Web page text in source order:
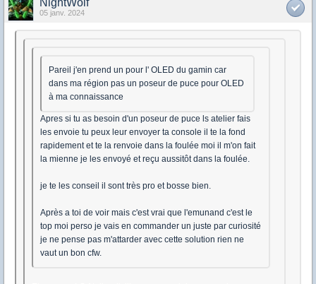
NightWolf
05 janv. 2024
Pareil j'en prend un pour l' OLED du gamin car
dans ma région pas un poseur de puce pour OLED
à ma connaissance
Apres si tu as besoin d'un poseur de puce ls atelier fais
les envoie tu peux leur envoyer ta console il te la fond
rapidement et te la renvoie dans la foulée moi il m'on fait
la mienne je les envoyé et reçu aussitôt dans la foulée.
je te les conseil il sont très pro et bosse bien.
Après a toi de voir mais c'est vrai que l'emunand c'est le
top moi perso je vais en commander un juste par curiosité
je ne pense pas m'attarder avec cette solution rien ne
vaut un bon cfw.